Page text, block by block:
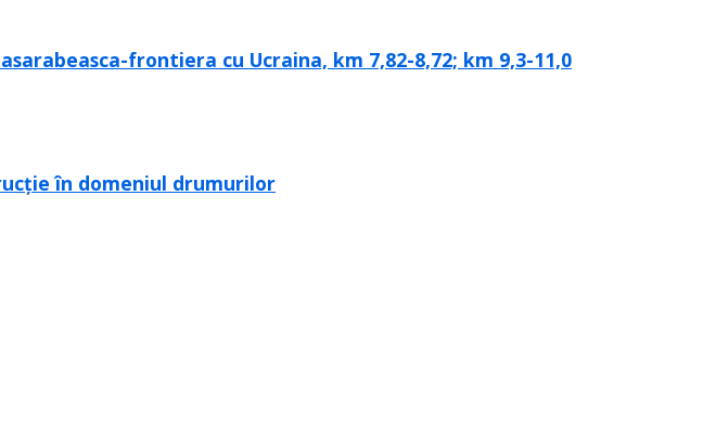
frontiera cu Ucraina, km 7,82-8,72; km 9,3-11,0
în domeniul drumurilor